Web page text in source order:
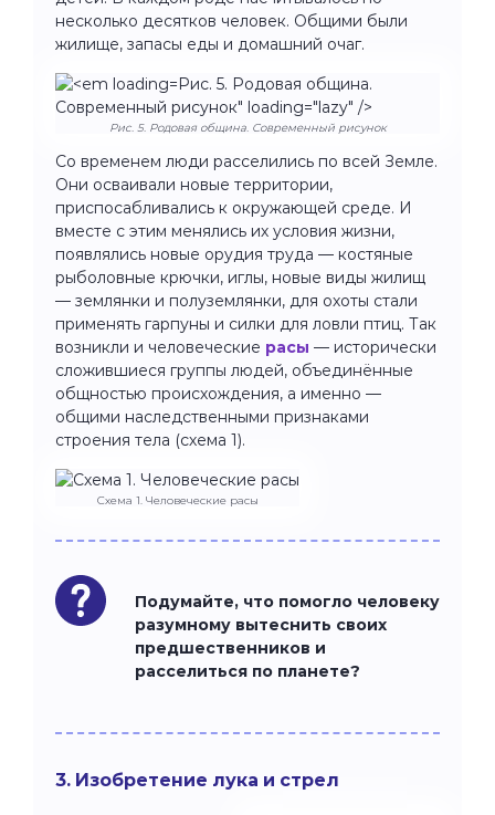
несколько десятков человек. Общими были
жилище, запасы еды и домашний очаг.
Рис. 5. Родовая община.
Современный рисунок" loading="lazy" />
Рис. 5. Родовая община. Современный рисунок
Со временем люди расселились по всей Земле.
Они осваивали новые территории,
приспосабливались к окружающей среде. И
вместе с этим менялись их условия жизни,
появлялись новые орудия труда — костяные
рыболовные крючки, иглы, новые виды жилищ
— землянки и полуземлянки, для охоты стали
применять гарпуны и силки для ловли птиц. Так
возникли и человеческие расы — исторически
сложившиеся группы людей, объединённые
общностью происхождения, а именно —
общими наследственными признаками
строения тела (схема 1).
Схема 1. Человеческие расы
Подумайте, что помогло человеку
разумному вытеснить своих
предшественников и
расселиться по планете?
3. Изобретение лука и стрел